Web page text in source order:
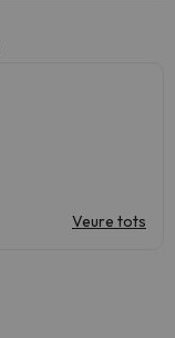
Veure tots